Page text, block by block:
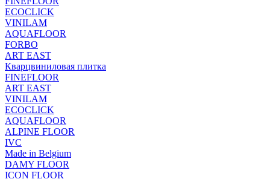
ECOCLICK
VINILAM
AQUAFLOOR
FORBO
ART EAST
Кварцвиниловая плитка
FINEFLOOR
ART EAST
VINILAM
ECOCLICK
AQUAFLOOR
ALPINE FLOOR
IVC
Made in Belgium
DAMY FLOOR
ICON FLOOR